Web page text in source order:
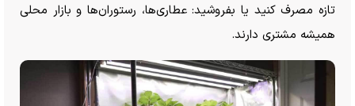
تازه مصرف کنید یا بفروشید: عطاری‌ها، رستوران‌ها و بازار محلی
همیشه مشتری دارند.